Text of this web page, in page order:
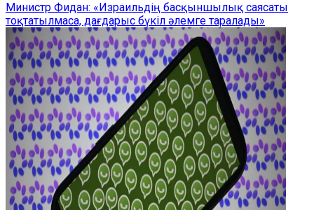
Министр Фидан: «Израильдің басқыншылық саясаты
тоқтатылмаса, дағдарыс бүкіл әлемге таралады»